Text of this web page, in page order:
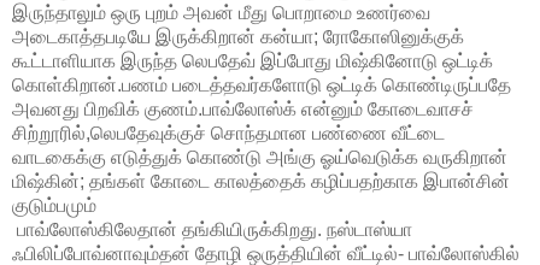
இருந்தாலும் ஒரு புறம் அவன் மீது பொறாமை உணர்வை
அடைகாத்தபடியே இருக்கிறான் கன்யா; ரோகோஸினுக்குக்
கூட்டாளியாக இருந்த லெபதேவ் இப்போது மிஷ்கினோடு ஒட்டிக்
கொள்கிறான்.பணம் படைத்தவர்களோடு ஒட்டிக் கொண்டிருப்பதே
அவனது பிறவிக் குணம்.பாவ்லோஸ்க் என்னும் கோடைவாசச்
சிற்றூரில்,லெபதேவுக்குச் சொந்தமான பண்ணை வீட்டை
வாடகைக்கு எடுத்துக் கொண்டு அங்கு ஓய்வெடுக்க வருகிறான்
மிஷ்கின்; தங்கள் கோடை காலத்தைக் கழிப்பதற்காக இபான்சின்
குடும்பமும்
பாவ்லோஸ்கிலேதான் தங்கியிருக்கிறது. நஸ்டாஸ்யா
ஃபிலிப்போவ்னாவும்தன் தோழி ஒருத்தியின் வீட்டில்- பாவ்லோஸ்கில்